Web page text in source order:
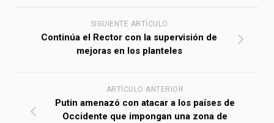
SIGUIENTE ARTÍCULO
Continúa el Rector con la supervisión de
mejoras en los planteles
ARTÍCULO ANTERIOR
Putin amenazó con atacar a los países de
Occidente que impongan una zona de